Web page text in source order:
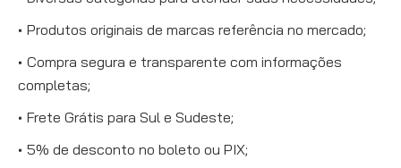
Produtos originais de marcas referência no mercado;
Compra segura e transparente com informações
completas;
Frete Grátis para Sul e Sudeste;
5% de desconto no boleto ou PIX;